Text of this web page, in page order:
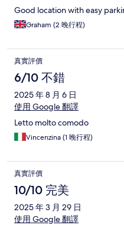
Good location with easy
Graham (2 晚行程)
真實評價
6/10 不錯
2025 年 8 月 6 日
使用 Google 翻譯
Letto molto comodo
Vincenzina (1 晚行程)
真實評價
10/10 完美
2025 年 3 月 29 日
使用 Google 翻譯